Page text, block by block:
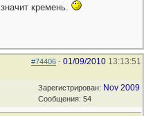
кремень.
#74406 - 01/09/2010 13:13:51
Зарегистрирован: Nov 2009
Сообщения: 54